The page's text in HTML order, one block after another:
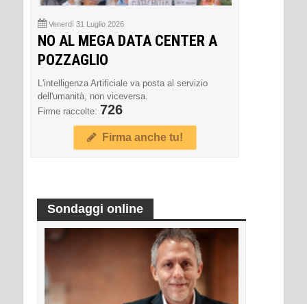
Venerdì 31 Luglio 2026
NO AL MEGA DATA CENTER A
POZZAGLIO
L'intelligenza Artificiale va posta al servizio
dell'umanità, non viceversa.
Firme raccolte: 726
Firma anche tu!
Sondaggi online